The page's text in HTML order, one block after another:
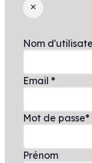
×
Nom
Email *
Mot de passe*
Prénom